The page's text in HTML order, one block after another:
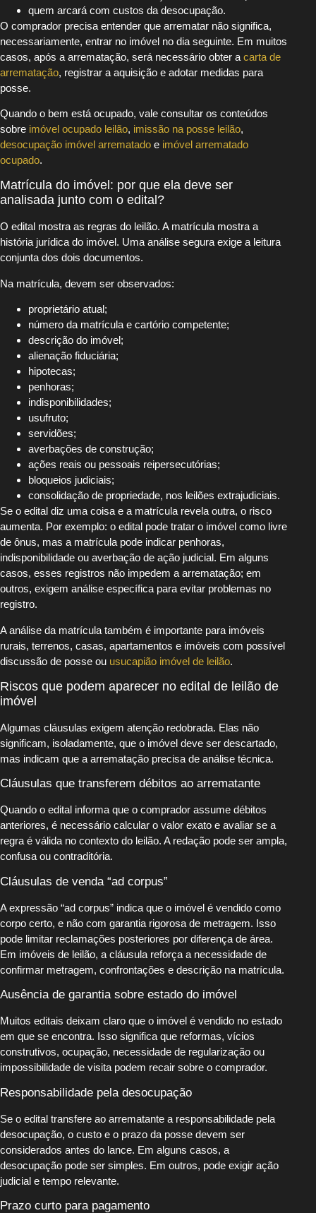
quem arcará com custos da desocupação.
O comprador precisa entender que arrematar não significa,
necessariamente, entrar no imóvel no dia seguinte. Em muitos
casos, após a arrematação, será necessário obter a carta de
arrematação, registrar a aquisição e adotar medidas para
posse.
Quando o bem está ocupado, vale consultar os conteúdos
sobre imóvel ocupado leilão, imissão na posse leilão,
desocupação imóvel arrematado e imóvel arrematado
ocupado.
Matrícula do imóvel: por que ela deve ser
analisada junto com o edital?
O edital mostra as regras do leilão. A matrícula mostra a
história jurídica do imóvel. Uma análise segura exige a leitura
conjunta dos dois documentos.
Na matrícula, devem ser observados:
proprietário atual;
número da matrícula e cartório competente;
descrição do imóvel;
alienação fiduciária;
hipotecas;
penhoras;
indisponibilidades;
usufruto;
servidões;
averbações de construção;
ações reais ou pessoais reipersecutórias;
bloqueios judiciais;
consolidação de propriedade, nos leilões extrajudiciais.
Se o edital diz uma coisa e a matrícula revela outra, o risco
aumenta. Por exemplo: o edital pode tratar o imóvel como livre
de ônus, mas a matrícula pode indicar penhoras,
indisponibilidade ou averbação de ação judicial. Em alguns
casos, esses registros não impedem a arrematação; em
outros, exigem análise específica para evitar problemas no
registro.
A análise da matrícula também é importante para imóveis
rurais, terrenos, casas, apartamentos e imóveis com possível
discussão de posse ou usucapião imóvel de leilão.
Riscos que podem aparecer no edital de leilão de
imóvel
Algumas cláusulas exigem atenção redobrada. Elas não
significam, isoladamente, que o imóvel deve ser descartado,
mas indicam que a arrematação precisa de análise técnica.
Cláusulas que transferem débitos ao arrematante
Quando o edital informa que o comprador assume débitos
anteriores, é necessário calcular o valor exato e avaliar se a
regra é válida no contexto do leilão. A redação pode ser ampla,
confusa ou contraditória.
Cláusulas de venda “ad corpus”
A expressão “ad corpus” indica que o imóvel é vendido como
corpo certo, e não com garantia rigorosa de metragem. Isso
pode limitar reclamações posteriores por diferença de área.
Em imóveis de leilão, a cláusula reforça a necessidade de
confirmar metragem, confrontações e descrição na matrícula.
Ausência de garantia sobre estado do imóvel
Muitos editais deixam claro que o imóvel é vendido no estado
em que se encontra. Isso significa que reformas, vícios
construtivos, ocupação, necessidade de regularização ou
impossibilidade de visita podem recair sobre o comprador.
Responsabilidade pela desocupação
Se o edital transfere ao arrematante a responsabilidade pela
desocupação, o custo e o prazo da posse devem ser
considerados antes do lance. Em alguns casos, a
desocupação pode ser simples. Em outros, pode exigir ação
judicial e tempo relevante.
Prazo curto para pagamento